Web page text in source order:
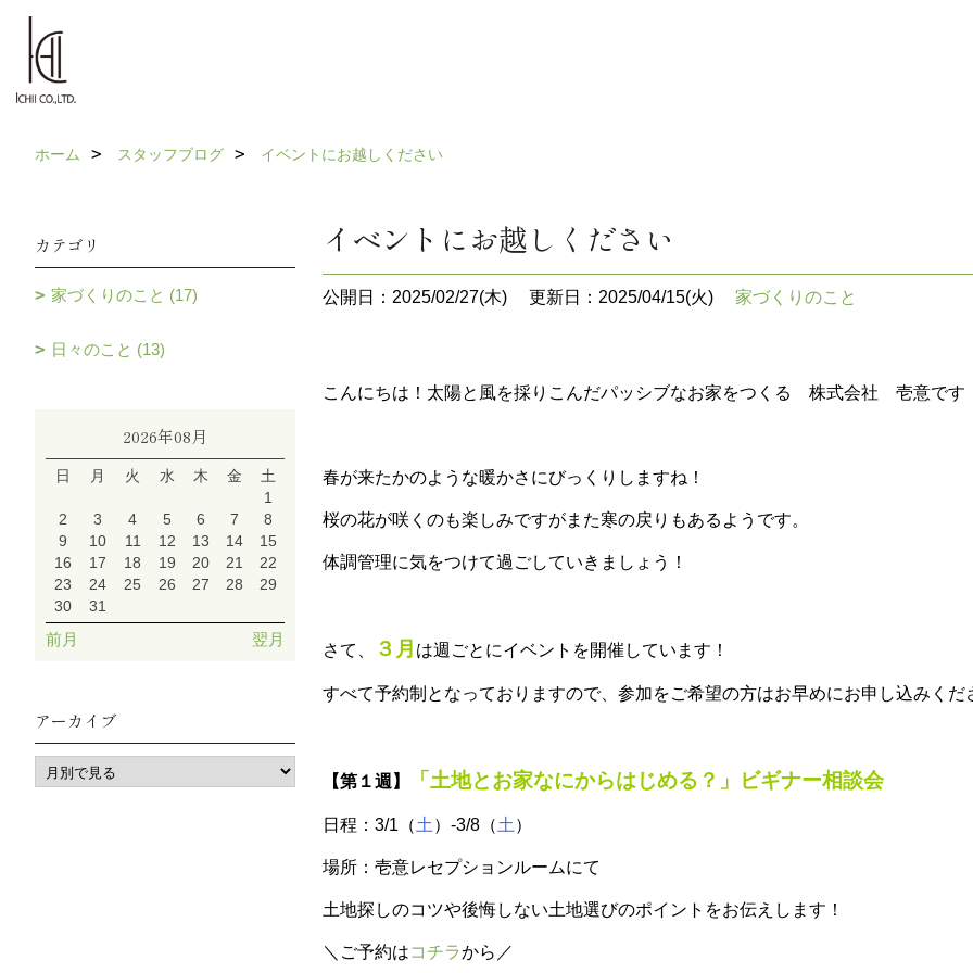
ホーム スタッフブログ イベントにお越しください
イベントにお越しください
公開日：2025/02/27(木) 更新日：2025/04/15(火) 家づくりのこと
こんにちは！太陽と風を採りこんだパッシブなお家をつくる 株式会社 壱意です
春が来たかのような暖かさにびっくりしますね！
桜の花が咲くのも楽しみですがまた寒の戻りもあるようです。
体調管理に気をつけて過ごしていきましょう！
さて、 ３月 は週ごとにイベントを開催しています！
すべて予約制となっておりますので、参加をご希望の方はお早めにお申し込みくだ
【第１週】 「土地とお家なにからはじめる？」ビギナー相談会
日程：3/1（土 ）-3/8（土 ）
場所：壱意レセプションルームにて
土地探しのコツや後悔しない土地選びのポイントをお伝えします！
＼ご予約はコチラから／
カテゴリ
家づくりのこと (17)
日々のこと (13)
2026年08月
日 月 火 水 木 金
土
1
2
3 4 5 6 7
8
9
10 11 12 13 14
15
16
17 18 19 20 21
22
23
24 25 26 27 28
29
30
31
前月 翌月
アーカイブ